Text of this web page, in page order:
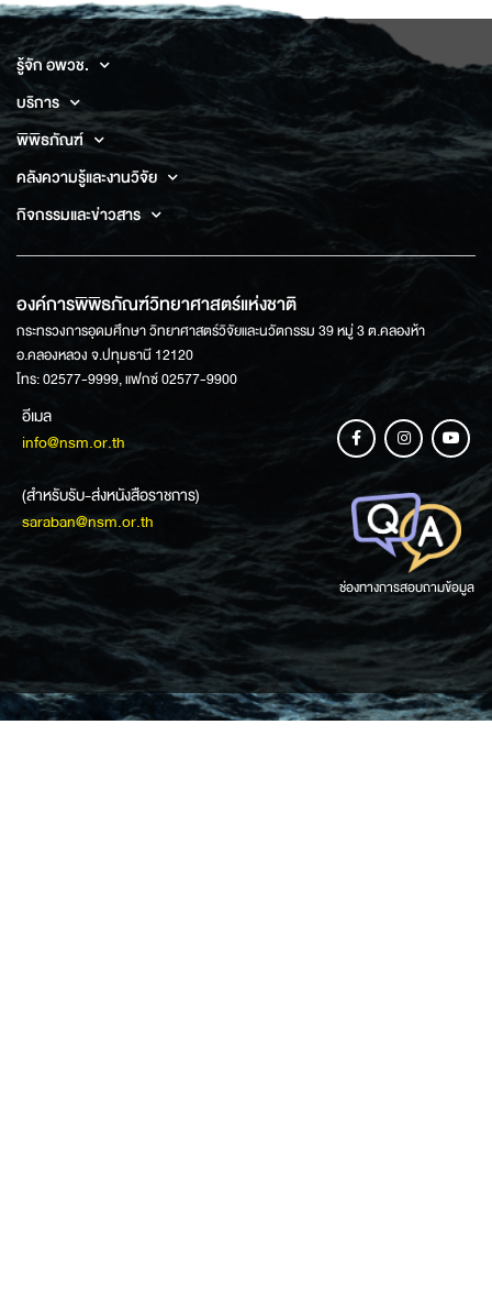
รู้จัก อพวช.
บริการ
พิพิธภัณฑ์
คลังความรู้และงานวิจัย
กิจกรรมและข่าวสาร
องค์การพิพิธภัณฑ์วิทยาศาสตร์แห่งชาติ
กระทรวงการอุดมศึกษา วิทยาศาสตร์วิจัยและนวัตกรรม 39 หมู่ 3 ต.คลองห้า
อ.คลองหลวง จ.ปทุมธานี 12120
โทร: 02577-9999, แฟกซ์ 02577-9900
อีเมล
info@nsm.or.th
(สำหรับรับ-ส่งหนังสือราชการ)
saraban@nsm.or.th
ช่องทางการสอบถามข้อมูล